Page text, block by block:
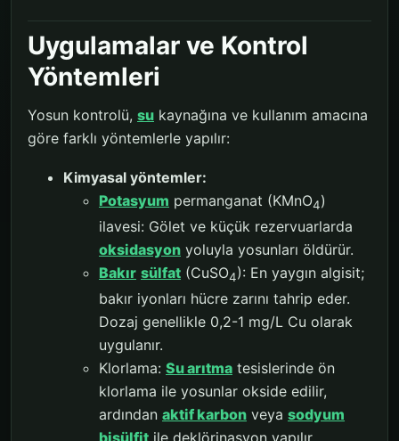
Uygulamalar ve Kontrol
Yöntemleri
Yosun kontrolü, su kaynağına ve kullanım amacına
göre farklı yöntemlerle yapılır:
Kimyasal yöntemler:
Potasyum permanganat (KMnO4)
ilavesi: Gölet ve küçük rezervuarlarda
oksidasyon yoluyla yosunları öldürür.
Bakır sülfat (CuSO4): En yaygın algisit;
bakır iyonları hücre zarını tahrip eder.
Dozaj genellikle 0,2-1 mg/L Cu olarak
uygulanır.
Klorlama: Su arıtma tesislerinde ön
klorlama ile yosunlar okside edilir,
ardından aktif karbon veya sodyum